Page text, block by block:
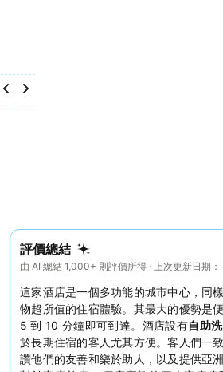
評價總結
由 AI 總結 1,000+ 則評價所得 · 上次更新日期
這家酒店是一個多功能的城市中心，同
物超所值的住宿體驗。其最大的優勢是
5 到 10 分鐘即可到達。酒店設有自助
於長期住宿的客人尤其方便。客人們一
讚他們的友善和樂於助人，以及提供亞